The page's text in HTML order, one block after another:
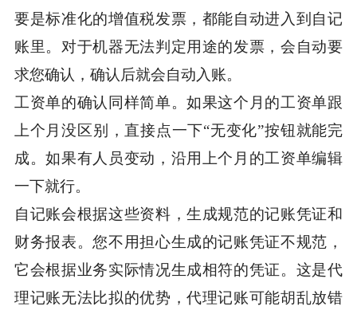
要是标准化的增值税发票，都能自动进入到自记
账里。对于机器无法判定用途的发票，会自动要
求您确认，确认后就会自动入账。
工资单的确认同样简单。如果这个月的工资单跟
上个月没区别，直接点一下“无变化”按钮就能完
成。如果有人员变动，沿用上个月的工资单编辑
一下就行。
自记账会根据这些资料，生成规范的记账凭证和
财务报表。您不用担心生成的记账凭证不规范，
它会根据业务实际情况生成相符的凭证。这是代
理记账无法比拟的优势，代理记账可能胡乱放错